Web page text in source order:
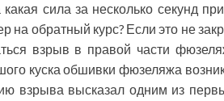
какая сила за несколько секунд
на обратный курс? Если это не
взрыв в правой части
куска обшивки фюзеляжа
взрыва высказал одним из